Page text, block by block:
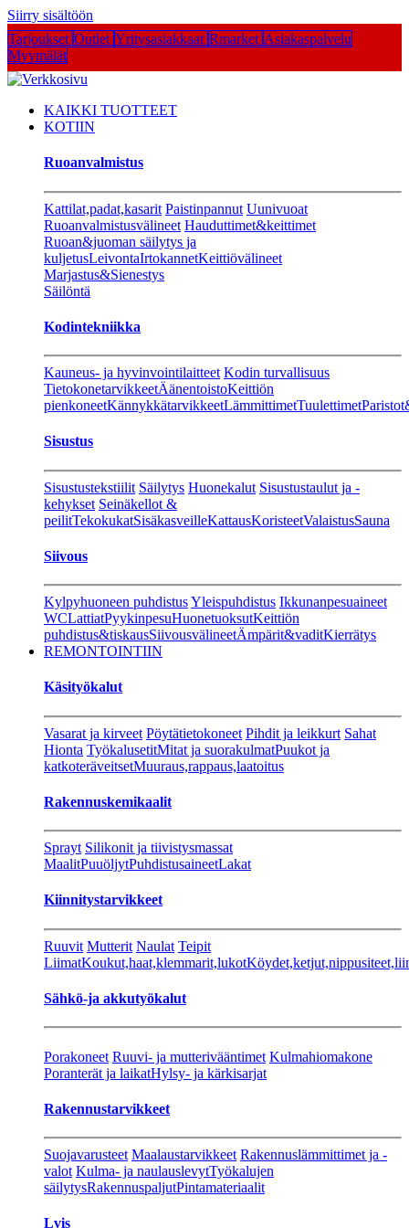
Siirry sisältöön
Tarjoukset Outlet Yritysasiakkaat Rmarket Asiakaspalvelu
Myymälät
KAIKKI TUOTTEET
KOTIIN
Ruoanvalmistus
Kattilat,padat,kasarit Paistinpannut Uunivuoat
Ruoanvalmistusvälineet Hauduttimet&keittimet
Ruoan&juoman säilytys ja
kuljetusLeivontaIrtokannetKeittiövälineet
Marjastus&Sienestys
Säilöntä
Kodintekniikka
Kauneus- ja hyvinvointilaitteet Kodin turvallisuus
TietokonetarvikkeetÄänentoistoKeittiön
pienkoneetKännykkätarvikkeetLämmittimetTuulettimet
Sisustus
Sisustustekstiilit Säilytys Huonekalut Sisustustaulut ja -
kehykset Seinäkellot &
peilitTekokukatSisäkasveilleKattausKoristeetValaistusSauna
Siivous
Kylpyhuoneen puhdistusYleispuhdistus Ikkunanpesuaineet
WCLattiatPyykinpesuHuonetuoksutKeittiön
puhdistus&tiskausSiivousvälineetÄmpärit&vaditKierrätys
REMONTOINTIIN
Käsityökalut
Vasarat ja kirveet Pöytätietokoneet Pihdit ja leikkurt Sahat
Hionta TyökalusetitMitat ja suorakulmatPuukot ja
katkoteräveitsetMuuraus,rappaus,laatoitus
Rakennuskemikaalit
Sprayt Silikonit ja tiivistysmassat
MaalitPuuöljytPuhdistusaineetLakat
Kiinnitystarvikkeet
Ruuvit Mutterit Naulat Teipit
LiimatKoukut,haat,klemmarit,lukot
Sähkö-ja akkutyökalut
Porakoneet Ruuvi- ja mutterivääntimet Kulmahiomakone
Poranterät ja laikatHylsy- ja kärkisarjat
Rakennustarvikkeet
Suojavarusteet Maalaustarvikkeet Rakennuslämmittimet ja -
valot Kulma- ja naulauslevytTyökalujen
säilytysRakennuspaljutPintamateriaalit
Lvis